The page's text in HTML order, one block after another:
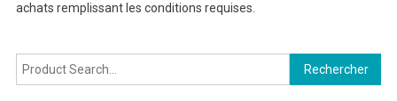
achats remplissant les conditions requises.
Rechercher :